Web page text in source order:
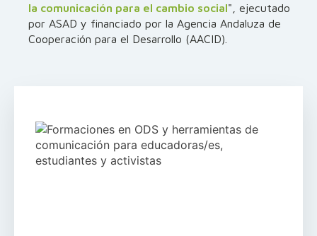
la comunicación para el cambio social", ejecutado
por ASAD y financiado por la Agencia Andaluza de
Cooperación para el Desarrollo (AACID).